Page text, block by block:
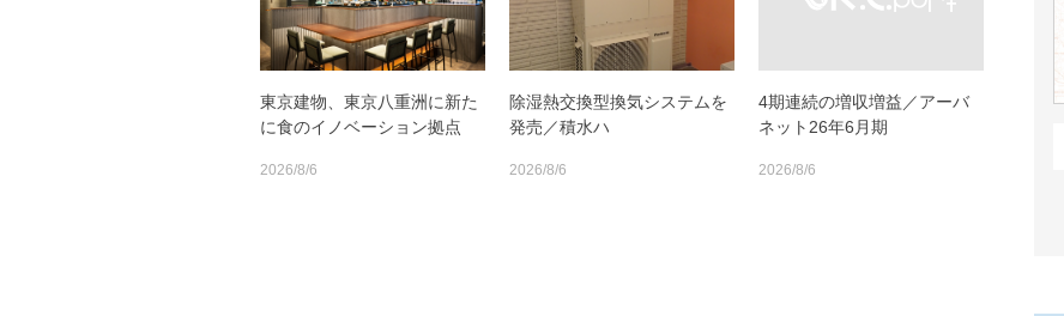
東京建物、東京八重洲に新た
に食のイノベーション拠点
2026/8/6
除湿熱交換型換気システムを
発売／積水ハ
2026/8/6
4期連続の増収増益／アーバ
ネット26年6月期
2026/8/6